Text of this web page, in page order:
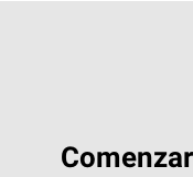
Comenzar